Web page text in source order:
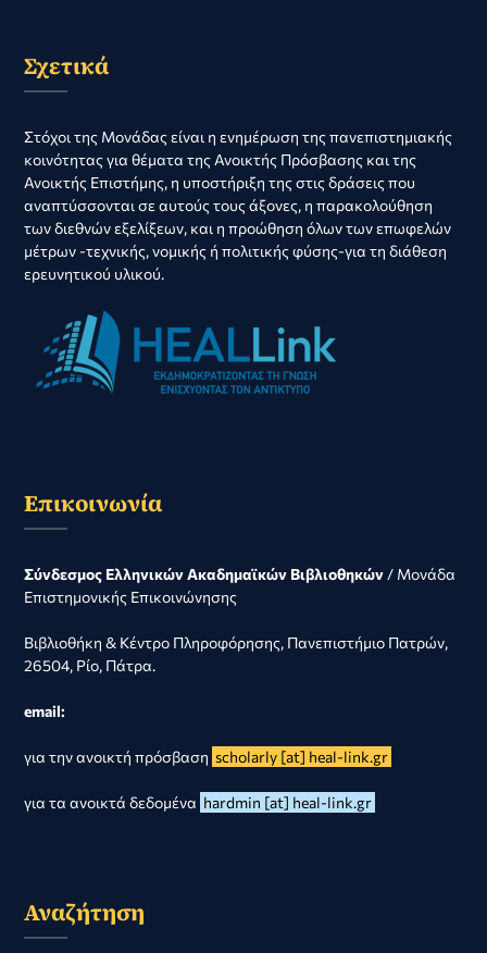
Σχετικά
Στόχοι της Μονάδας είναι η ενημέρωση της πανεπιστημιακής
κοινότητας για θέματα της Ανοικτής Πρόσβασης και της
Ανοικτής Επιστήμης, η υποστήριξη της στις δράσεις που
αναπτύσσονται σε αυτούς τους άξονες, η παρακολούθηση
των διεθνών εξελίξεων, και η προώθηση όλων των επωφελών
μέτρων -τεχνικής, νομικής ή πολιτικής φύσης-για τη διάθεση
ερευνητικού υλικού.
Επικοινωνία
Σύνδεσμος Ελληνικών Ακαδημαϊκών Βιβλιοθηκών / Μονάδα
Επιστημονικής Επικοινώνησης
Βιβλιοθήκη & Κέντρο Πληροφόρησης, Πανεπιστήμιο Πατρών,
26504, Ρίο, Πάτρα.
email:
για την ανοικτή πρόσβαση scholarly [at] heal-link.gr
για τα ανοικτά δεδομένα hardmin [at] heal-link.gr
Αναζήτηση